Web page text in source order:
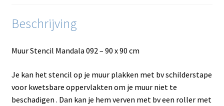
Beschrijving
Muur Stencil Mandala 092 – 90 x 90 cm
Je kan het stencil op je muur plakken met bv schilderstape
voor kwetsbare oppervlakten om je muur niet te
beschadigen . Dan kan je hem verven met bv een roller met